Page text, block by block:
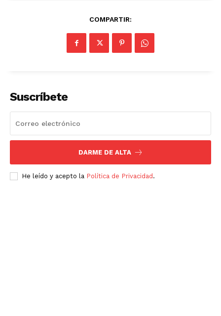
COMPARTIR:
Suscríbete
DARME DE ALTA
He leído y acepto la Política de Privacidad .